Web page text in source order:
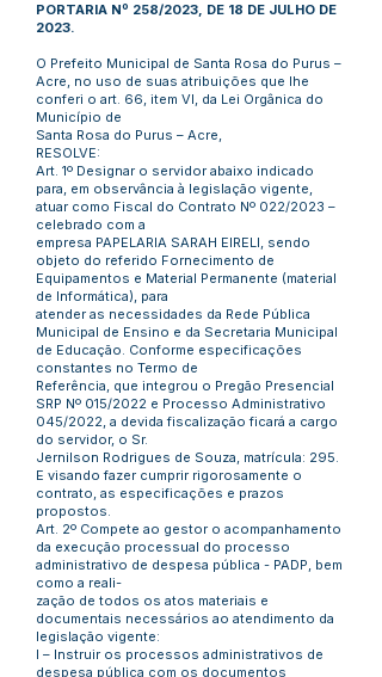
PORTARIA Nº 258/2023, DE 18 DE JULHO DE
2023.
O Prefeito Municipal de Santa Rosa do Purus –
Acre, no uso de suas atribuições que lhe
conferi o art. 66, item VI, da Lei Orgânica do
Município de
Santa Rosa do Purus – Acre,
RESOLVE:
Art. 1º Designar o servidor abaixo indicado
para, em observância à legislação vigente,
atuar como Fiscal do Contrato Nº 022/2023 –
celebrado com a
empresa PAPELARIA SARAH EIRELI, sendo
objeto do referido Fornecimento de
Equipamentos e Material Permanente (material
de Informática), para
atender as necessidades da Rede Pública
Municipal de Ensino e da Secretaria Municipal
de Educação. Conforme especificações
constantes no Termo de
Referência, que integrou o Pregão Presencial
SRP Nº 015/2022 e Processo Administrativo
045/2022, a devida fiscalização ficará a cargo
do servidor, o Sr.
Jernilson Rodrigues de Souza, matrícula: 295.
E visando fazer cumprir rigorosamente o
contrato, as especificações e prazos
propostos.
Art. 2º Compete ao gestor o acompanhamento
da execução processual do processo
administrativo de despesa pública - PADP, bem
como a reali-
zação de todos os atos materiais e
documentais necessários ao atendimento da
legislação vigente:
I – Instruir os processos administrativos de
despesa pública com os documentos